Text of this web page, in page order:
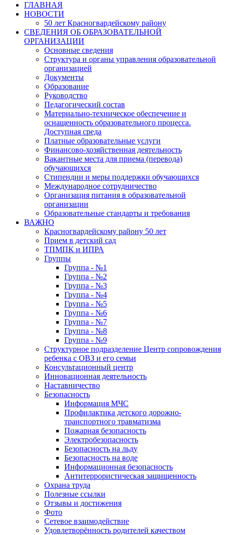
ГЛАВНАЯ
НОВОСТИ
50 лет Красногвардейскому району
СВЕДЕНИЯ ОБ ОБРАЗОВАТЕЛЬНОЙ
ОРГАНИЗАЦИИ
Основные сведения
Структура и органы управления образовательной
организацией
Документы
Образование
Руководство
Педагогический состав
Материально-техническое обеспечение и
оснащенность образовательного процесса.
Доступная среда
Платные образовательные услуги
Финансово-хозяйственная деятельность
Вакантные места для приема (перевода)
обучающихся
Стипендии и меры поддержки обучающихся
Международное сотрудничество
Организация питания в образовательной
организации
Образовательные стандарты и требования
ВАЖНО
Красногвардейскому району 50 лет
Прием в детский сад
ТПМПК и ИПРА
Группы
Группа - №1
Группа - №2
Группа - №3
Группа - №4
Группа - №5
Группа - №6
Группа - №7
Группа - №8
Группа - №9
Структурное подразделение Центр сопровождения
ребенка с ОВЗ и его семьи
Консультационный центр
Инновационная деятельность
Наставничество
Безопасность
Информация МЧС
Профилактика детского дорожно-
транспортного травматизма
Пожарная безопасность
Электробезопасность
Безопасность на льду
Безопасность на воде
Информационная безопасность
Антитеррористическая защищенность
Охрана труда
Полезные ссылки
Отзывы и достижения
Фото
Сетевое взаимодействие
Удовлетворённость родителей качеством